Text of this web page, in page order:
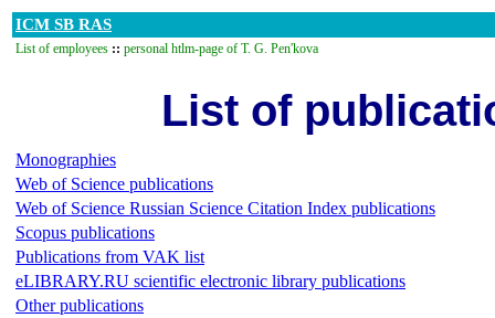
ICM SB RAS
List of employees :: personal htlm-page of T. G. Pen'kova
List of
Monographies
Web of Science publications
Web of Science Russian Science Citation Index publications
Scopus publications
Publications from VAK list
eLIBRARY.RU scientific electronic library publications
Other publications